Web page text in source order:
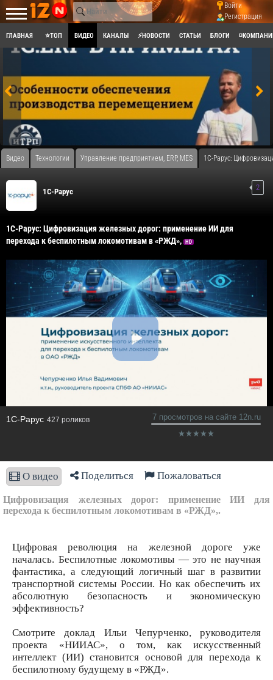
Войти
Регистрация
ГЛАВНАЯ ⭐ТОП ВИДЕО КАНАЛЫ ⚡НОВОСТИ СТАТЬИ БЛОГИ
Видео Технологии Управление предприятием, ERP, MES 1С-Рарус:
1C-Рарус 2
1С-Рарус: Цифровизация железных дорог: применение ИИ для
перехода к беспилотным локомотивам в «РЖД»,
HD
1C-Рарус 427 роликов 7 просмотров на сайте 12n.ru
О видео Поделиться Пожаловаться
Цифровизация железных дорог: применение ИИ для
перехода к беспилотным локомотивам в «РЖД»,.
Цифровая революция на железной дороге уже
началась. Беспилотные локомотивы — это не научная
фантастика, а следующий логичный шаг в развитии
транспортной системы России. Но как обеспечить их
абсолютную безопасность и экономическую
эффективность?
Смотрите доклад Ильи Чепурченко, руководителя
проекта «НИИАС», о том, как искусственный
интеллект (ИИ) становится основой для перехода к
беспилотному будущему в «РЖД».